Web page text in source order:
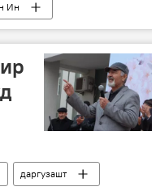
Ин
даргузашт